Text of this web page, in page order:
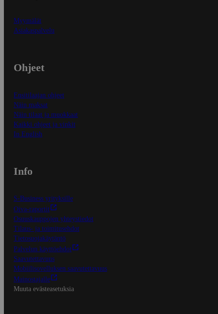
Myymälät
Asiakaspalvelu
Ohjeet
Ensitilaajan ohjeet
Näin maksat
Näin tilaat ja muokkaat
Kaikki ohjeet ja vinkit
In English
Info
S-Business yrityksille
Oiva-raportit
Osuuskauppojen yhteystiedot
Tilaus- ja toimitusehdot
Tietosuojakäytäntö
Palvelun käyttöehdot
Saavutettavuus
Mobiilisovelluksen saavutettavuus
Mainostajalle
Muuta evästeasetuksia